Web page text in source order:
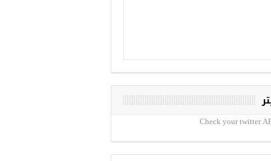
Check your twitter